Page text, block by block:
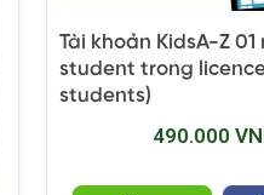
Tài khoản KidsA-Z 01
student trong
students)
490.000